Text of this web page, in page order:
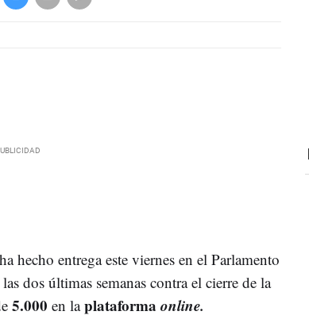
hecho entrega este viernes en el Parlamento
dos últimas semanas contra el cierre de la
5.000 en laplataforma online.